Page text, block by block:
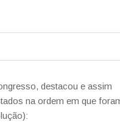
destacou e assim
na ordem em que